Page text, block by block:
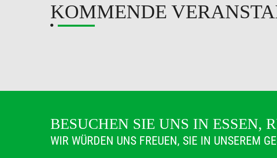
KOMMENDE
BESUCHEN SIE UNS IN ESSEN,
WIR WÜRDEN UNS FREUEN, SIE IN UNSEREM